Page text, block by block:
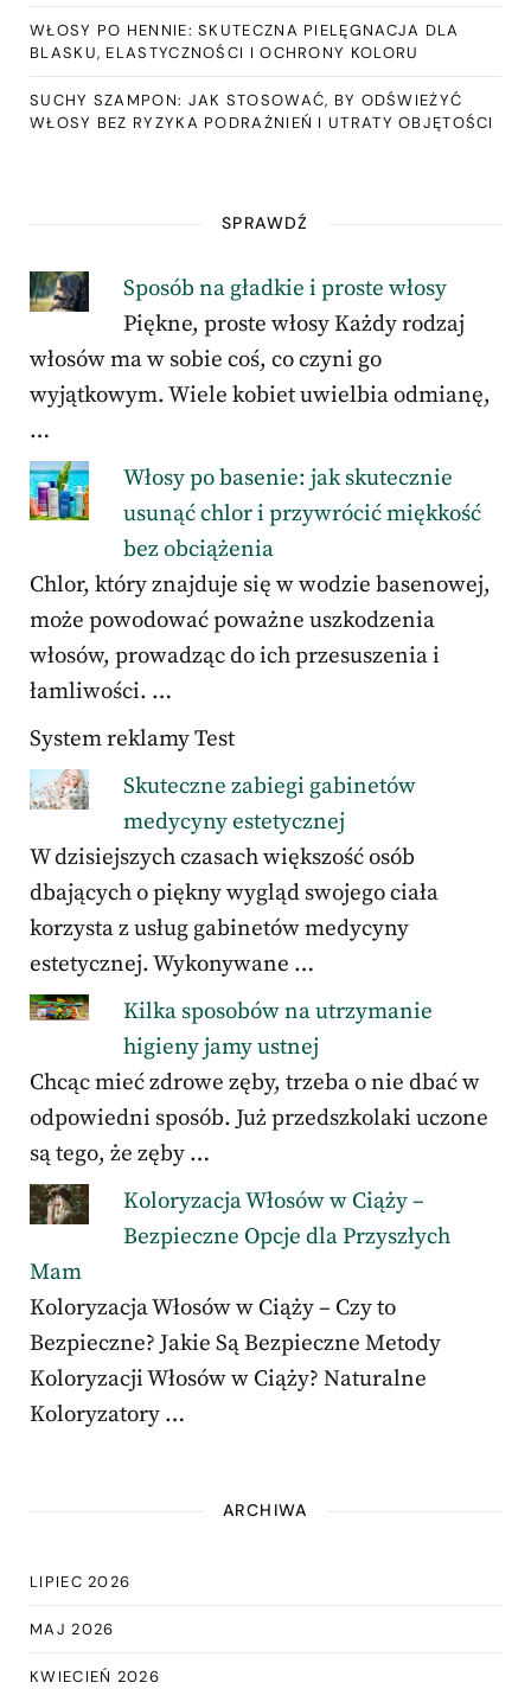
WŁOSY PO HENNIE: SKUTECZNA PIELĘGNACJA DLA
BLASKU, ELASTYCZNOŚCI I OCHRONY KOLORU
SUCHY SZAMPON: JAK STOSOWAĆ, BY ODŚWIEŻYĆ
WŁOSY BEZ RYZYKA PODRAŻNIEŃ I UTRATY OBJĘTOŚCI
SPRAWDŹ
Sposób na gładkie i proste włosy
Piękne, proste włosy Każdy rodzaj
włosów ma w sobie coś, co czyni go
wyjątkowym. Wiele kobiet uwielbia odmianę,
…
Włosy po basenie: jak skutecznie
usunąć chlor i przywrócić miękkość
bez obciążenia
Chlor, który znajduje się w wodzie basenowej,
może powodować poważne uszkodzenia
włosów, prowadząc do ich przesuszenia i
łamliwości. …
System reklamy Test
Skuteczne zabiegi gabinetów
medycyny estetycznej
W dzisiejszych czasach większość osób
dbających o piękny wygląd swojego ciała
korzysta z usług gabinetów medycyny
estetycznej. Wykonywane …
Kilka sposobów na utrzymanie
higieny jamy ustnej
Chcąc mieć zdrowe zęby, trzeba o nie dbać w
odpowiedni sposób. Już przedszkolaki uczone
są tego, że zęby …
Koloryzacja Włosów w Ciąży –
Bezpieczne Opcje dla Przyszłych
Mam
Koloryzacja Włosów w Ciąży – Czy to
Bezpieczne? Jakie Są Bezpieczne Metody
Koloryzacji Włosów w Ciąży? Naturalne
Koloryzatory …
ARCHIWA
LIPIEC 2026
MAJ 2026
KWIECIEŃ 2026